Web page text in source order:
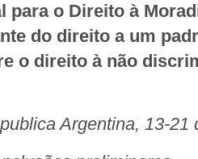
para o Direito à
do direito a um
o direito à não
Argentina, 13-21